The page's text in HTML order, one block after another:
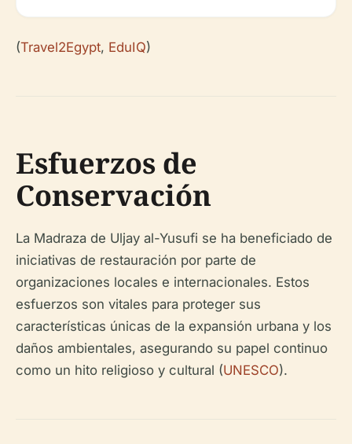
(Travel2Egypt, EduIQ)
Esfuerzos de
Conservación
La Madraza de Uljay al-Yusufi se ha beneficiado de
iniciativas de restauración por parte de
organizaciones locales e internacionales. Estos
esfuerzos son vitales para proteger sus
características únicas de la expansión urbana y los
daños ambientales, asegurando su papel continuo
como un hito religioso y cultural (UNESCO).